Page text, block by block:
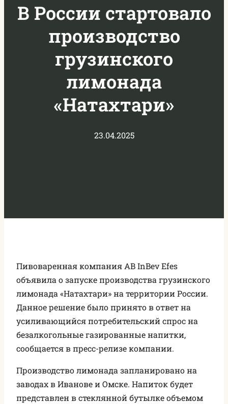
В России стартовало
производство
грузинского
лимонада
«Натахтари»
23.04.2025
Пивоваренная компания AB InBev Efes
объявила о запуске производства грузинского
лимонада «Натахтари» на территории России.
Данное решение было принято в ответ на
усиливающийся потребительский спрос на
безалкогольные газированные напитки,
сообщается в пресс-релизе компании.
Производство лимонада запланировано на
заводах в Иванове и Омске. Напиток будет
представлен в стеклянной бутылке объемом